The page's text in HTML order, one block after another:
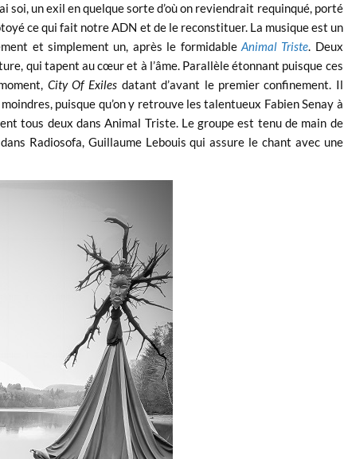
un exil en quelque sorte d’où on reviendrait requinqué, porté
ce qui fait notre ADN et de le reconstituer. La musique est un
et simplement un, après le formidable Animal Triste. Deux
qui tapent au cœur et à l’âme. Parallèle étonnant puisque ces
City Of Exiles datant d’avant le premier confinement. Il
puisque qu’on y retrouve les talentueux Fabien Senay à
tous deux dans Animal Triste. Le groupe est tenu de main de
Radiosofa, Guillaume Lebouis qui assure le chant avec une